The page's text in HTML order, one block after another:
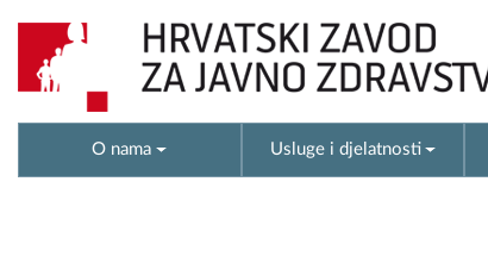
O nama Usluge i djelatnosti